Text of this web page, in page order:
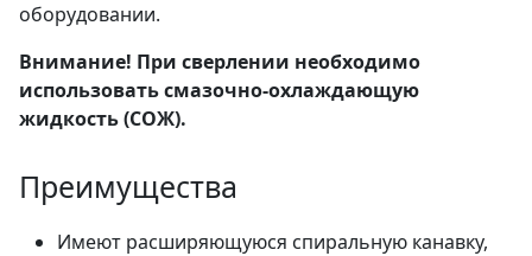
оборудовании.
Внимание! При сверлении необходимо
использовать смазочно-охлаждающую
жидкость (СОЖ).
Преимущества
Имеют расширяющуюся спиральную канавку,